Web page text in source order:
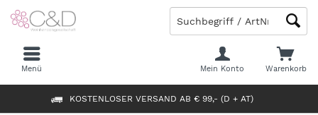
KOSTENLOSER VERSAND AB € 99,- (D + AT)
Warenkorb
Mein Konto
Menü